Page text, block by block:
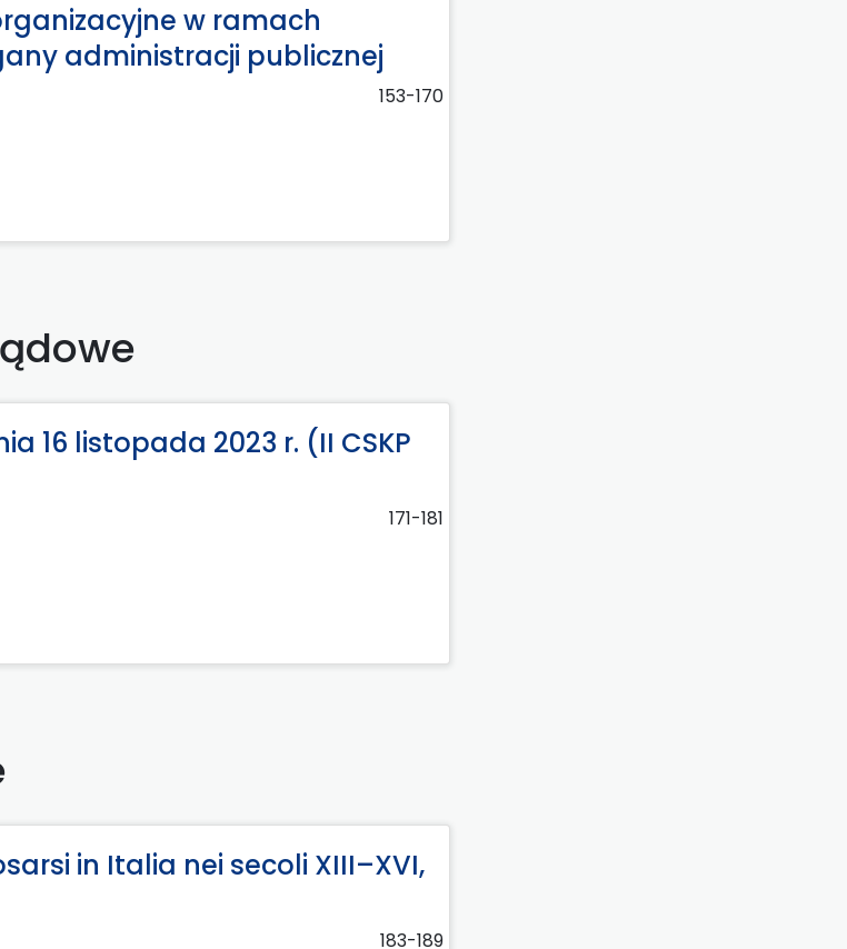
w ramach
administracji publicznej
153-170
16 listopada 2023 r. (II CSKP
171-181
in Italia nei secoli XIII–XVI,
183-189